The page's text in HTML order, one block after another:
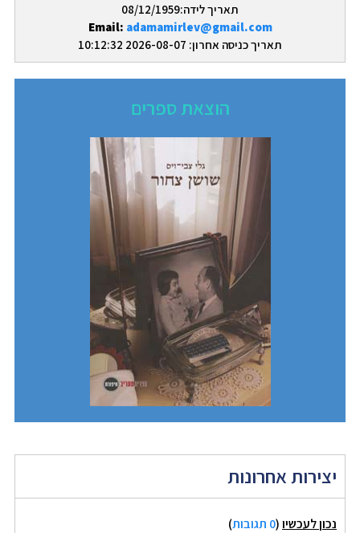
תאריך לידה:08/12/1959
Email: adamamirlev@gmail.com
תאריך כניסה אחרון: 2026-08-07 10:12:32
הוצאת ספרים
יצירות אחרונות
נכון לעכשיו(0 תגובות
)